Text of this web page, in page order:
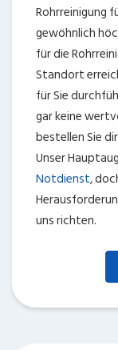
Rohrreinigung
gewöhnlich
für die
Standort
für Sie
gar keine
bestellen Sie
Unser
Notdienst,
uns richten.